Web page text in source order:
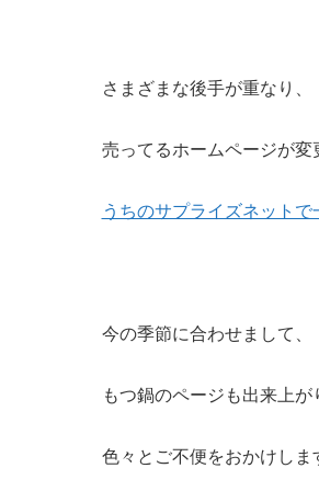
さまざまな後手が重なり、
売ってるホームページが変
うちのサプライズネットで
今の季節に合わせまして、
もつ鍋のページも出来上が
色々とご不便をおかけしま